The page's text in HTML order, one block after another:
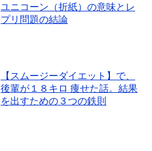
ユニコーン（折紙）の意味とレ
プリ問題の結論
【スムージーダイエット】で、
後輩が１８キロ 痩せた話。結果
を出すための３つの鉄則